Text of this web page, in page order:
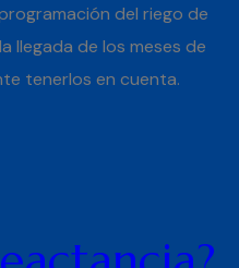
del riego de
llegada de los meses de
tenerlos en cuenta.